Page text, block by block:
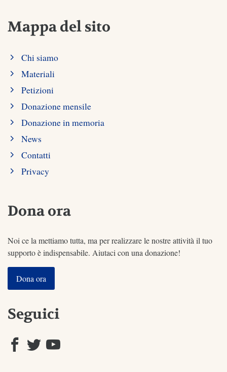
Mappa del sito
Chi siamo
Materiali
Petizioni
Donazione mensile
Donazione in memoria
News
Contatti
Privacy
Dona ora
Noi ce la mettiamo tutta, ma per realizzare le nostre attività il tuo
supporto è indispensabile. Aiutaci con una donazione!
Dona ora
Seguici